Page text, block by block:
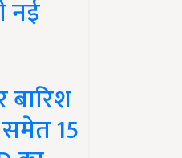
नई
15